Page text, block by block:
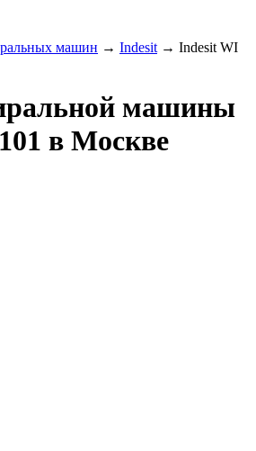
машин → Indesit → Indesit WI
машины
в Москве